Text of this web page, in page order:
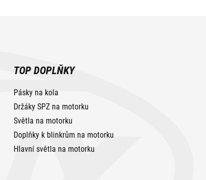
TOP DOPLŇKY
Pásky na kola
Držáky SPZ na motorku
Světla na motorku
Doplňky k blinkrům na motorku
Hlavní světla na motorku